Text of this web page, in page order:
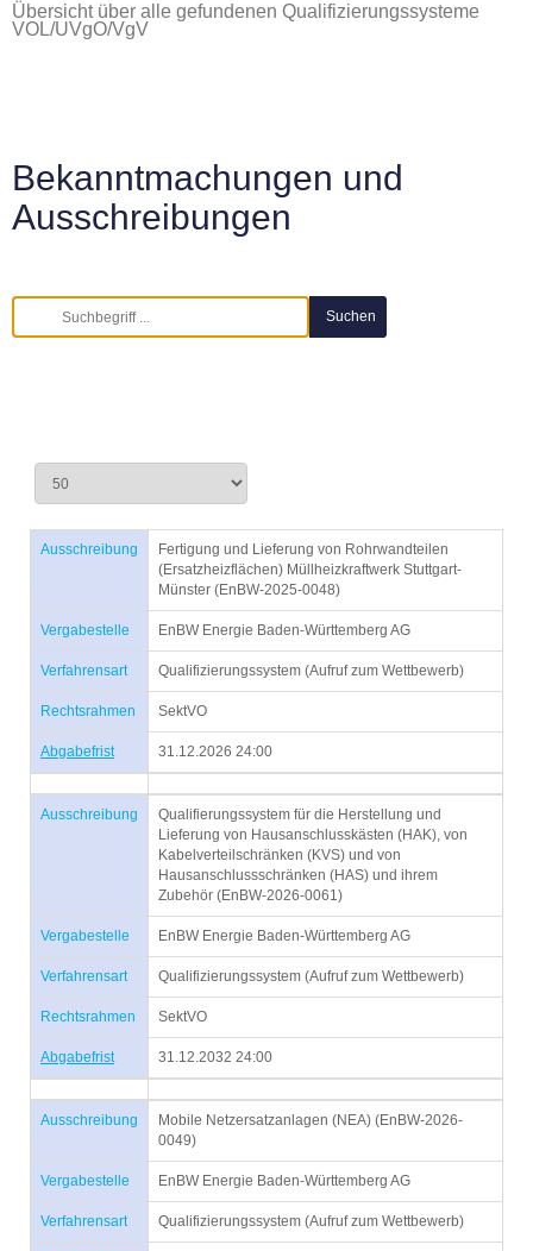
Übersicht über alle gefundenen Qualifizierungssysteme
VOL/UVgO/VgV
Bekanntmachungen und
Ausschreibungen
Ausschreibung
Fertigung und Lieferung von Rohrwandteilen
(Ersatzheizflächen) Müllheizkraftwerk Stuttgart-
Münster (EnBW-2025-0048)
Vergabestelle EnBW Energie Baden-Württemberg AG
Verfahrensart Qualifizierungssystem (Aufruf zum Wettbewerb)
Rechtsrahmen SektVO
Abgabefrist 31.12.2026 24:00
Ausschreibung
Qualifierungssystem für die Herstellung und
Lieferung von Hausanschlusskästen (HAK), von
Kabelverteilschränken (KVS) und von
Hausanschlussschränken (HAS) und ihrem
Zubehör (EnBW-2026-0061)
Vergabestelle EnBW Energie Baden-Württemberg AG
Verfahrensart Qualifizierungssystem (Aufruf zum Wettbewerb)
Rechtsrahmen SektVO
Abgabefrist 31.12.2032 24:00
Ausschreibung
Mobile Netzersatzanlagen (NEA) (EnBW-2026-
0049)
Vergabestelle EnBW Energie Baden-Württemberg AG
Verfahrensart Qualifizierungssystem (Aufruf zum Wettbewerb)